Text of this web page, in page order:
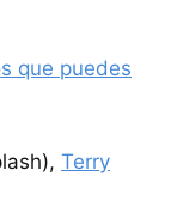
que puedes
Terry